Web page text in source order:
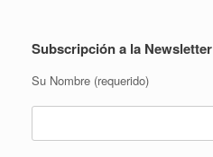
Subscripción a la Newsletter
Su Nombre (requerido)